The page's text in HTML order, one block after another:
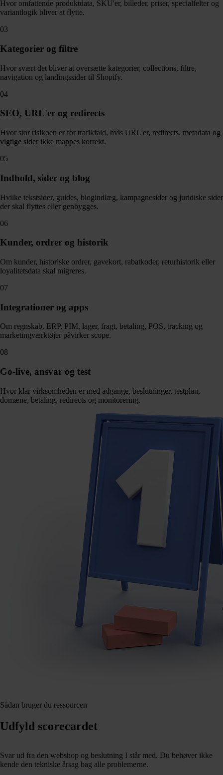
Hvor omfattende produktdata, SKU'er, billeder, priser, specialfelter og
variantlogik bliver at flytte.
03
Kategorier og filtre
Hvor svært det bliver at oversætte kategorier, collections, filtre,
navigation og landingssider til Shopify.
04
SEO, URL'er og redirects
Hvor stor risikoen er for trafikfald, hvis URL'er, redirects, metadata og
vigtige sider ikke mappes korrekt.
05
Indhold, sider og blog
Hvilke tekstsider, guides, blogindlæg, kampagnesider og juridiske sider
der skal flyttes eller genbygges.
06
Kunder, ordrer og historik
Om kunder, historiske ordrer, gavekort, rabatkoder, returhistorik eller
loyalitetsdata skal migreres.
07
Integrationer og apps
Om regnskab, ERP, PIM, lager, fragt, betaling, POS, tracking og
marketingværktøjer påvirker scope.
08
Go-live, ansvar og test
Hvor klar virksomheden er med adgange, beslutninger, testplan,
domæne, betaling, redirects og monitorering.
Sådan bruger du ressourcen
Udfyld scorecardet
Svar ud fra den webshop og beslutning I står med. Du behøver ikke
kende den tekniske årsag bag alle problemerne.